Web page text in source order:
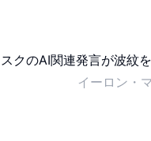
イーロン・